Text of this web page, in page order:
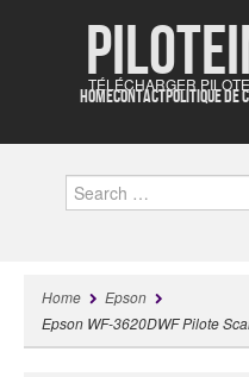
TÉLÉCHARGER
HOMECONTACTPOLITIQUE DE
Search
Home
Epson
Epson WF-3620DWF Pilote